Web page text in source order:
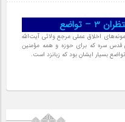
3 – تواضع
اخلاق عملی مرجع ولائی آیت‌الله
قدس سره که برای حوزه و همه مؤمنین
بسیار ایشان بود که زبانزد است.